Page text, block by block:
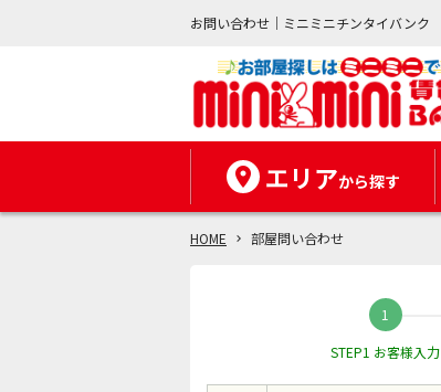
お問い合わせ｜ミニミニチンタイバンク
エリアから探す
HOME 部屋問い合わせ
STEP1 お客様入力